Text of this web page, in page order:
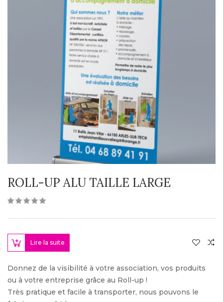
ROLL-UP ALU TAILLE LARGE
Lire la suite
Donnez de la visibilité à votre association, vos produits
ou à votre entreprise grâce au Roll-up !
Très pratique et facile à transporter, nous pouvons le